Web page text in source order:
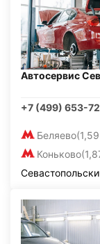
Автосервис
+7 (499) 653-
Беляево
Коньково